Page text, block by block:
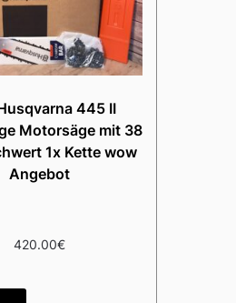
445 II
Motorsäge mit 38
1x Kette wow
Angebot
420.00€